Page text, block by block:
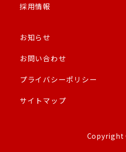
採用情報
お知らせ
お問い合わせ
プライバシーポリシー
サイトマップ
Copyright